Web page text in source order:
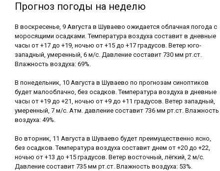
Прогноз погоды на неделю
В воскресенье, 9 Августа в Шуваево ожидается облачная погода с
моросящими осадками. Температура воздуха составит в дневные
часы от +17 до +19, ночью от +15 до +17 градусов. Ветер юго-
западный, умеренный, 6 м/с. Давление составит 730 мм рт.ст.
Влажность воздуха: 69%.
В понедельник, 10 Августа в Шуваево по прогнозам синоптиков
будет малооблачно, без осадков. Температура воздуха в дневные
часы от +19 до +21, ночью от +9 до +11 градусов. Ветер западный,
умеренный, 7 м/с. Атм. давление составит 736 мм рт.ст. Влажность
воздуха: 49%.
Во вторник, 11 Августа в Шуваево будет преимущественно ясно,
без осадков. Температура воздуха составит днем от +20 до +22,
ночью от +13 до +15 градусов. Ветер восточный, лёгкий, 2 м/с.
Давление составит 735 мм рт.ст. Влажность воздуха: 53%.